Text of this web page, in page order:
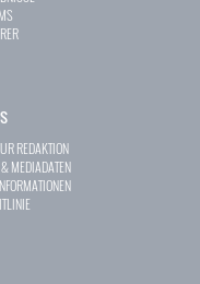
REDAKTION
MEDIADATEN